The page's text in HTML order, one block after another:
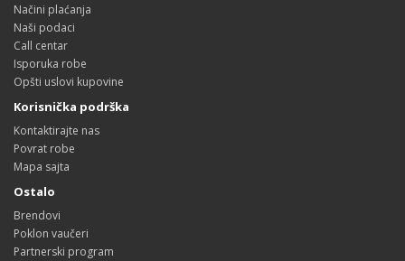
Načini plaćanja
Naši podaci
Call centar
Isporuka robe
Opšti uslovi kupovine
Korisnička podrška
Kontaktirajte nas
Povrat robe
Mapa sajta
Ostalo
Brendovi
Poklon vaučeri
Partnerski program